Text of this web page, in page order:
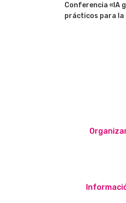
Conferencia «IA
prácticos para la